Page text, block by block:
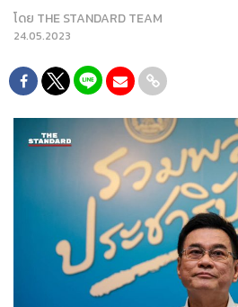
โดย THE STANDARD TEAM
24.05.2023